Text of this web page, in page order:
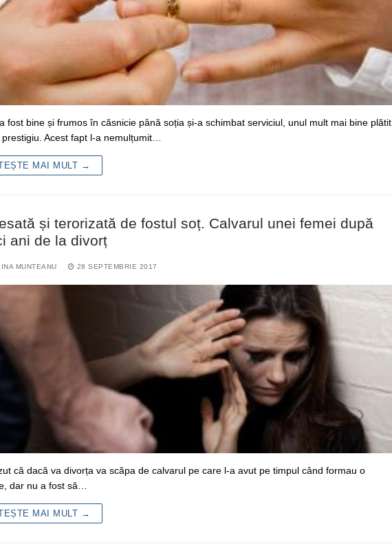
fost bine și frumos în căsnicie până soția și-a schimbat serviciul, unul mult mai bine plătit,
Acest fapt l-a nemulțumit…
MAI MULT →
și terorizată de fostul soț. Calvarul unei femei după
ani de la divorț
MUNTEANU 28 SEPTEMBRIE 2017
că dacă va divorța va scăpa de calvarul pe care l-a avut pe timpul când formau o
dar nu a fost să…
MAI MULT →